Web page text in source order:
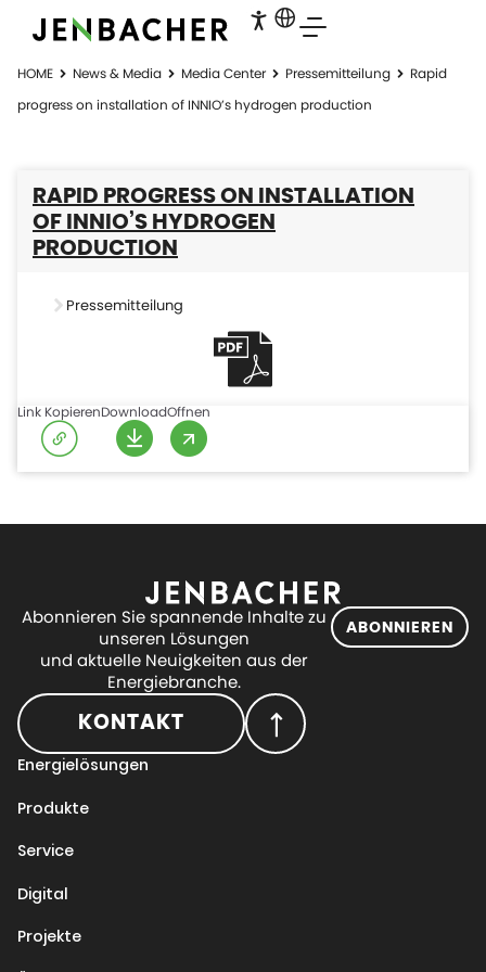
HOME News & Media Media Center Pressemitteilung
Rapid
progress on installation of INNIO’s hydrogen production
RAPID PROGRESS ON INSTALLATION
OF INNIO’S HYDROGEN
PRODUCTION
Pressemitteilung
Link KopierenDownloadOffnen
Abonnieren Sie spannende Inhalte zu
unseren Lösungen
und aktuelle Neuigkeiten aus der
Energiebranche.
ABONNIEREN
KONTAKT
Energielösungen
Produkte
Service
Digital
Projekte